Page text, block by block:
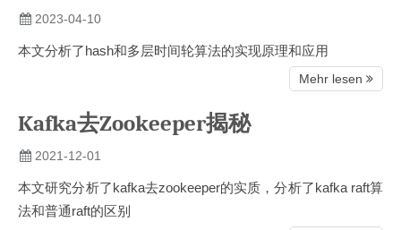
2023-04-10
本文分析了hash和多层时间轮算法的实现原理和应用
Mehr lesen
Kafka去Zookeeper揭秘
2021-12-01
本文研究分析了kafka去zookeeper的实质，分析了kafka raft算
法和普通raft的区别